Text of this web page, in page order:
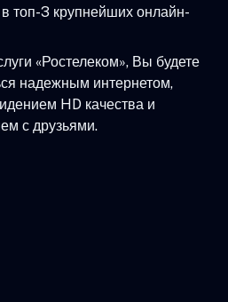
топ-3 крупнейших онлайн-
«Ростелеком», Вы будете
надежным интернетом,
HD качества и
с друзьями.